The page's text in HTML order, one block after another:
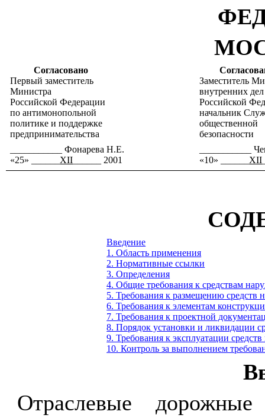
Согласовано
Первый заместитель
Министра
Российской Федерации
по антимонопольной
политике и поддержке
предпринимательства
Заместитель
внутренних дел
Российской
начальник
общественной
безопасности
___________ Фонарева Н.Е.
«25» ______ XII ______ 2001
___________
«10» ______ XII
Введение
1. Область применения
2. Нормативные ссылки
3. Определения
4. Общие требования к средствам
5. Требования к размещению средств
6. Требования к элементам
7. Требования к проектной
8. Порядок установки и ликвидации
9. Требования к эксплуатации
10. Контроль за выполнением
Отраслевые